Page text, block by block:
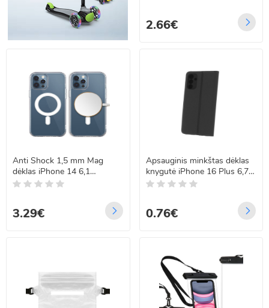
2.66€
Anti Shock 1,5 mm Mag
dėklas iPhone 14 6,1
skaidrus big hole
3.29€
Apsauginis minkštas dėklas
knygutė iPhone 16 Plus 6,7
juodas
0.76€